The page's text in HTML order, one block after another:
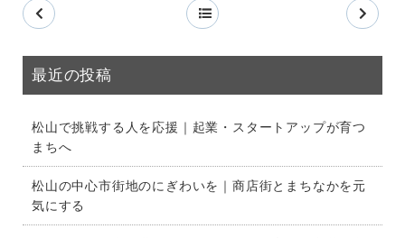
最近の投稿
松山で挑戦する人を応援｜起業・スタートアップが育つ
まちへ
松山の中心市街地のにぎわいを｜商店街とまちなかを元
気にする